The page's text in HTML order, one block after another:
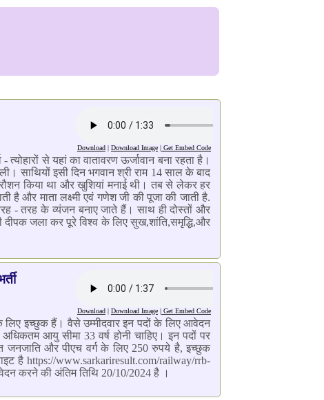
Download | Download Image | Get Embed Code
से यहां का वातावरण ऊर्जावान बना रहता है।
साथियों इसी दिन भगवान श्री राम 14 साल के बाद
किया था और खुशियां मनाई थी। तब से लेकर हर
है और माता लक्ष्मी एवं गणेश जी की पूजा की जाती है.
- तरह के व्यंजन बनाए जाते हैं। साथ ही दोस्तों और
दीपक जला कर पूरे विश्व के लिए सुख,शांति,समृद्धि,और
Download | Download Image | Get Embed Code
लिए इच्छुक हैं। वैसे उम्मीदवार इन पदों के लिए आवेदन
आयु सीमा 33 वर्ष होनी चाहिए। इन पदों पर
जनजाति और पीएच वर्ग के लिए 250 रुपये है, इच्छुक
है https://www.sarkariresult.com/railway/rrb-
करने की अंतिम तिथि 20/10/2024 है ।